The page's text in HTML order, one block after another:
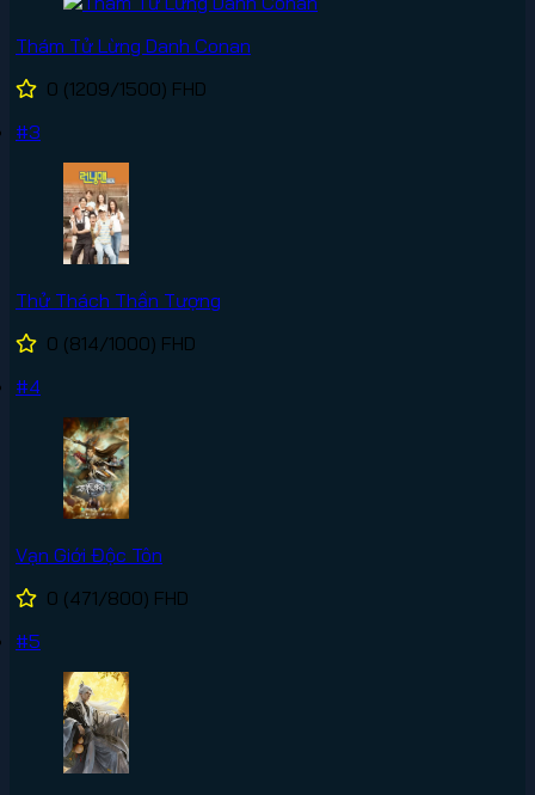
Thám Tử Lừng Danh Conan
0 (1209/1500) FHD
#3
Thử Thách Thần Tượng
0 (814/1000) FHD
#4
Vạn Giới Độc Tôn
0 (471/800) FHD
#5